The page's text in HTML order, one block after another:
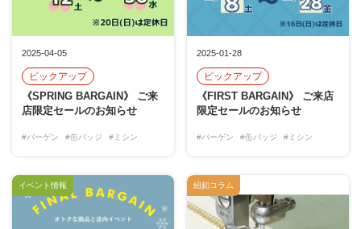
2025-04-05
ピックアップ
《SPRING BARGAIN》 ご来
店限定セールのお知らせ
#バーゲン #缶バッジ #ミシン
2025-01-28
ピックアップ
《FIRST BARGAIN》 ご来店
限定セールのお知らせ
#バーゲン #缶バッジ #ミシン
イベント情報 紐釦コラム